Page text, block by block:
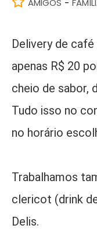
AMIGOS -
Delivery de
apenas R$ 20
cheio de sabor,
Tudo isso no
no horário
Trabalhamos
clericot (drink
Delis.